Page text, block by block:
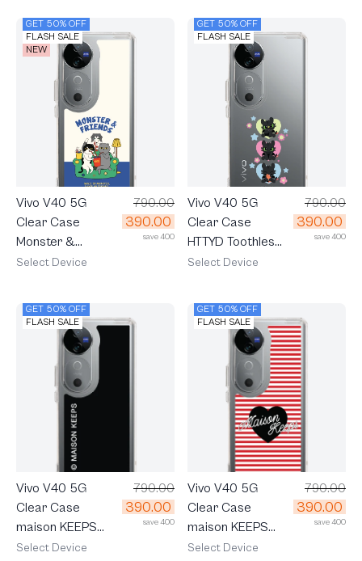
GET 50% OFF
FLASH SALE
NEW
Vivo V40 5G
Clear Case
Monster &
Friends Sofa Club
790.00
390.00
save 400
Select Device
GET 50% OFF
FLASH SALE
Vivo V40 5G
Clear Case
HTTYD Toothless
Trio
790.00
390.00
save 400
Select Device
GET 50% OFF
FLASH SALE
Vivo V40 5G
Clear Case
maison KEEPS
Mark Logo
790.00
390.00
save 400
Select Device
GET 50% OFF
FLASH SALE
Vivo V40 5G
Clear Case
maison KEEPS
Adore Stripe
790.00
390.00
save 400
Select Device